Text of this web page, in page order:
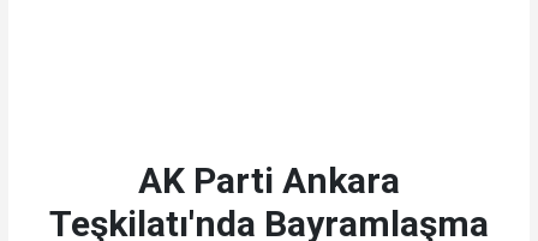
AK Parti Ankara
Teşkilatı'nda Bayramlaşma